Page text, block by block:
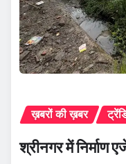
ख़बरों की ख़बर
श्रीनगर में निर्माण